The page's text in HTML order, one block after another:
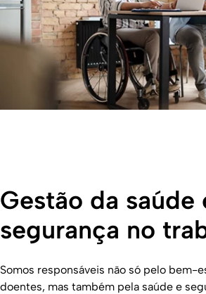
Gestão da saúde
segurança no
Somos responsáveis não só pelo bem-
doentes, mas também pela saúde e